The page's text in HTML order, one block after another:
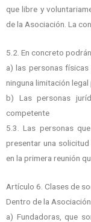
que libre y
de la Asociación. La
5.2. En concreto
a) las personas
ninguna limitación
b) Las personas
competente
5.3. Las personas
presentar una
en la primera reunión
Artículo 6. Clases de
Dentro de la
a) Fundadoras, que